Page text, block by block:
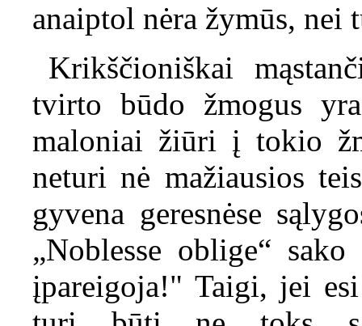
anaiptol nėra žymūs, nei
Krikščioniškai
tvirto būdo žmogus
maloniai žiūri į tokio
neturi nė mažiausios
gyvena geresnėse
„Noblesse oblige“
įpareigoja!" Taigi, jei